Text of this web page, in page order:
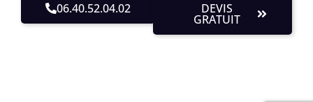
06.40.52.04.02 DEVIS
GRATUIT